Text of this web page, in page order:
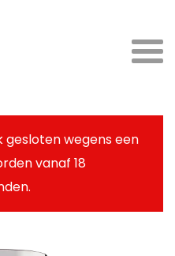
gesloten wegens een
vanaf 18